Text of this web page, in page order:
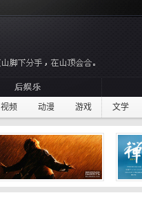
视频 动漫 游戏 文学